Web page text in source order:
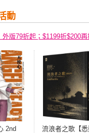
動
版79折起；$1199折$200再
2nd
流浪者之歌【